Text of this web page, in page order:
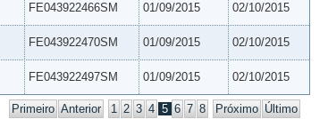
FE043922466SM 01/09/2015 02/10/2015
FE043922470SM 01/09/2015 02/10/2015
FE043922497SM 01/09/2015 02/10/2015
Primeiro Anterior 1 2 3 4 5 6 7 8 Próximo Último